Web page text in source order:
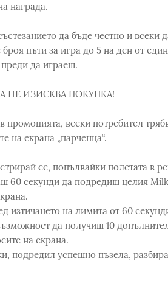
награда.
да бъде честно и всеки
пъти за игра до 5 на ден от
да играеш.
НЕ ИЗИСКВА ПОКУПКА!
промоцията, всеки потребител
на екрана „парченца“.
се, попълвайки полетата в
60 секунди да подредиш целия
изтичането на лимита от 60
да получиш 10
на екрана.
подредил успешно пъзела,